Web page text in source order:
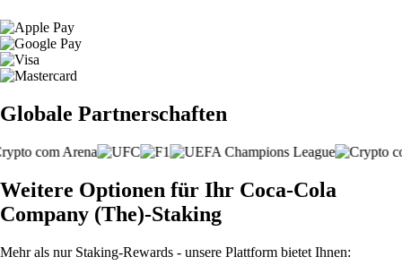
Globale Partnerschaften
Weitere Optionen für Ihr Coca-Cola
Company (The)-Staking
Mehr als nur Staking-Rewards - unsere Plattform bietet Ihnen: